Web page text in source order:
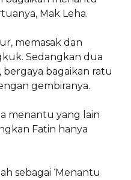
Mak Leha.
memasak dan
Sedangkan dua
bagaikan ratu
gembiranya.
menantu yang lain
Fatin hanya
sebagai ‘Menantu